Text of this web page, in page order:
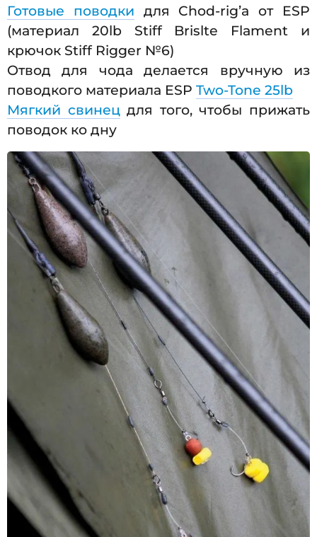
Готовые поводки для Chod-rig’a от ESP
(материал 20lb Stiff Brislte Flament и
крючок Stiff Rigger №6)
Отвод для чода делается вручную из
поводкого материала ESP Two-Tone 25lb
Мягкий свинецдля того, чтобы прижать
поводок ко дну